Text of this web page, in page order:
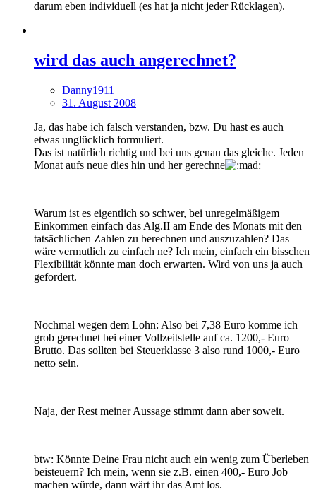
darum eben individuell (es hat ja nicht jeder Rücklagen).
wird das auch angerechnet?
Danny1911
31. August 2008
Ja, das habe ich falsch verstanden, bzw. Du hast es auch
etwas unglücklich formuliert.
Das ist natürlich richtig und bei uns genau das gleiche. Jeden
Monat aufs neue dies hin und her gerechne
Warum ist es eigentlich so schwer, bei unregelmäßigem
Einkommen einfach das Alg.II am Ende des Monats mit den
tatsächlichen Zahlen zu berechnen und auszuzahlen? Das
wäre vermutlich zu einfach ne? Ich mein, einfach ein bisschen
Flexibilität könnte man doch erwarten. Wird von uns ja auch
gefordert.
Nochmal wegen dem Lohn: Also bei 7,38 Euro komme ich
grob gerechnet bei einer Vollzeitstelle auf ca. 1200,- Euro
Brutto. Das sollten bei Steuerklasse 3 also rund 1000,- Euro
netto sein.
Naja, der Rest meiner Aussage stimmt dann aber soweit.
btw: Könnte Deine Frau nicht auch ein wenig zum Überleben
beisteuern? Ich mein, wenn sie z.B. einen 400,- Euro Job
machen würde, dann wärt ihr das Amt los.